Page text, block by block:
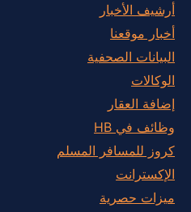
أرشيف الأخبار
أخبار موقعنا
البيانات الصحفية
الوكالات
إضافة العقار
وظائف في HB
كروز للمسافر المسلم
الإكسترانت
ميزات حصرية